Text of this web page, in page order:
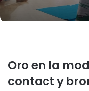
Oro en la
contact y